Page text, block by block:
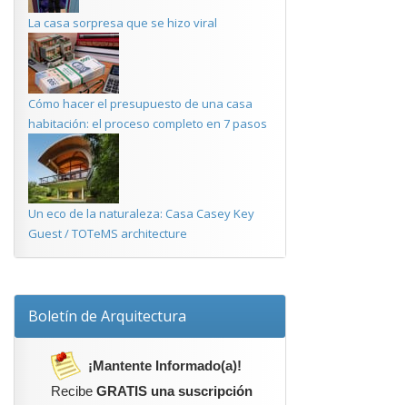
La casa sorpresa que se hizo viral
Cómo hacer el presupuesto de una casa
habitación: el proceso completo en 7 pasos
Un eco de la naturaleza: Casa Casey Key
Guest / TOTeMS architecture
Boletín de Arquitectura
¡Mantente Informado(a)!
Recibe GRATIS una suscripción